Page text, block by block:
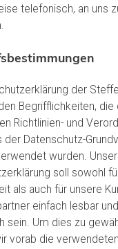
telefonisch, an uns
der
Begrifflichkeiten, die
Richtlinien- und
der Datenschutz-
wurden.
soll sowohl
als auch für unsere
einfach lesbar und
sein. Um dies zu
vorab die verwendeten